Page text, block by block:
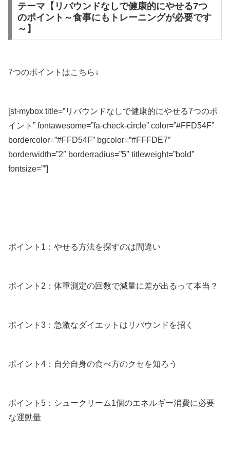
テーマ【リバウンドなしで健康的にやせる7つ
のポイント～食事にもトレーニングが必要です
～】
7つのポイントはこちら↓
[st-mybox title=”リバウンドなしで健康的にやせる7つのポ
イント” fontawesome=”fa-check-circle” color=”#FFD54F”
bordercolor=”#FFD54F” bgcolor=”#FFFDE7″
borderwidth=”2″ borderradius=”5″ titleweight=”bold”
fontsize=””]
ポイント1：やせる方法を探すのは間違い
ポイント2：体重測定の回数で減量に差が出るって本当？
ポイント3：急激なダイエットはリバウンドを招く
ポイント4：自分自身の食べ方のクセを知ろう
ポイント5：シュークリーム1個のエネルギー消費に必要
な運動量